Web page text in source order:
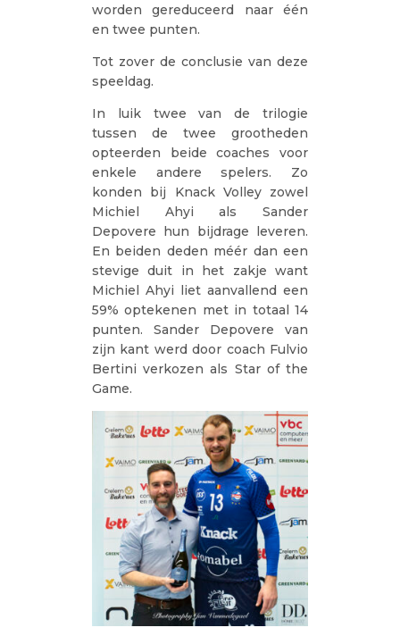
worden gereduceerd naar één
en twee punten.
Tot zover de conclusie van deze
speeldag.
In luik twee van de trilogie
tussen de twee grootheden
opteerden beide coaches voor
enkele andere spelers. Zo
konden bij Knack Volley zowel
Michiel Ahyi als Sander
Depovere hun bijdrage leveren.
En beiden deden méér dan een
stevige duit in het zakje want
Michiel Ahyi liet aanvallend een
59% optekenen met in totaal 14
punten. Sander Depovere van
zijn kant werd door coach Fulvio
Bertini verkozen als Star of the
Game.